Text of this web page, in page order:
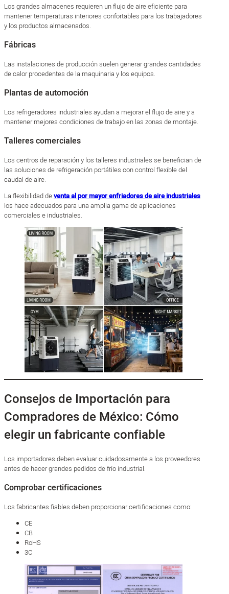
Los grandes almacenes requieren un flujo de aire eficiente para
mantener temperaturas interiores confortables para los trabajadores
y los productos almacenados.
Fábricas
Las instalaciones de producción suelen generar grandes cantidades
de calor procedentes de la maquinaria y los equipos.
Plantas de automoción
Los refrigeradores industriales ayudan a mejorar el flujo de aire y a
mantener mejores condiciones de trabajo en las zonas de montaje.
Talleres comerciales
Los centros de reparación y los talleres industriales se benefician de
las soluciones de refrigeración portátiles con control flexible del
caudal de aire.
La flexibilidad deventa al por mayor enfriadores de aire industriales
los hace adecuados para una amplia gama de aplicaciones
comerciales e industriales.
Consejos de Importación para
Compradores de México: Cómo
elegir un fabricante confiable
Los importadores deben evaluar cuidadosamente a los proveedores
antes de hacer grandes pedidos de frío industrial.
Comprobar certificaciones
Los fabricantes fiables deben proporcionar certificaciones como:
CE
CB
RoHS
3C